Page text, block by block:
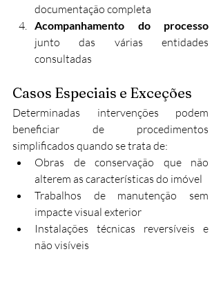
documentação completa
Acompanhamento do processo
junto das várias entidades
consultadas
Casos Especiais e Exceções
Determinadas intervenções podem
beneficiar de procedimentos
simplificados quando se trata de:
Obras de conservação que não
alterem as características do imóvel
Trabalhos de manutenção sem
impacte visual exterior
Instalações técnicas reversíveis e
não visíveis